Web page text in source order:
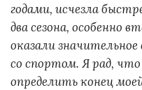
годами, исчезла
два сезона, особенно
оказали
со спортом. Я рад,
определить конец